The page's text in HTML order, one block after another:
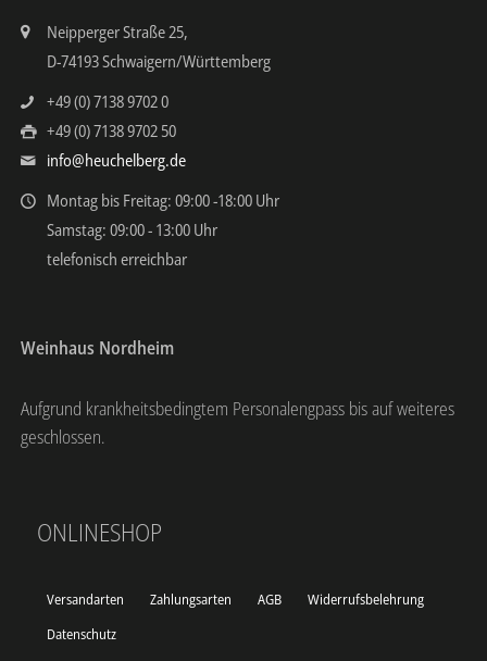
Neipperger Straße 25,
D-74193 Schwaigern/Württemberg
+49 (0) 7138 9702 0
+49 (0) 7138 9702 50
info@heuchelberg.de
Montag bis Freitag: 09:00 -18:00 Uhr
Samstag: 09:00 - 13:00 Uhr
telefonisch erreichbar
Weinhaus Nordheim
Aufgrund krankheitsbedingtem Personalengpass bis auf weiteres
geschlossen.
ONLINESHOP
Versandarten Zahlungsarten AGB
Widerrufsbelehrung
Datenschutz